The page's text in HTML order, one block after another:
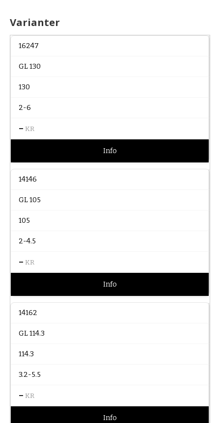
Varianter
16247
GL 130
130
2-6
– KR
Info
14146
GL 105
105
2-4.5
– KR
Info
14162
GL 114.3
114.3
3.2-5.5
– KR
Info